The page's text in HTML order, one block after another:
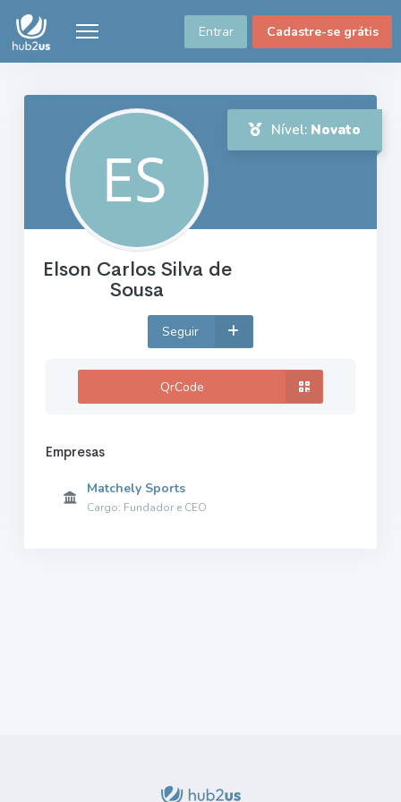
Entrar Cadastre-se grátis
Nível: Novato
Elson Carlos Silva de
Sousa
Seguir
QrCode
Empresas
Matchely Sports
Cargo: Fundador e CEO